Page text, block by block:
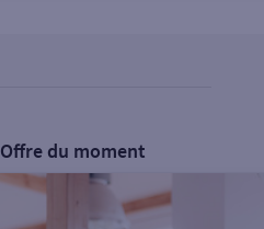
Offre du moment